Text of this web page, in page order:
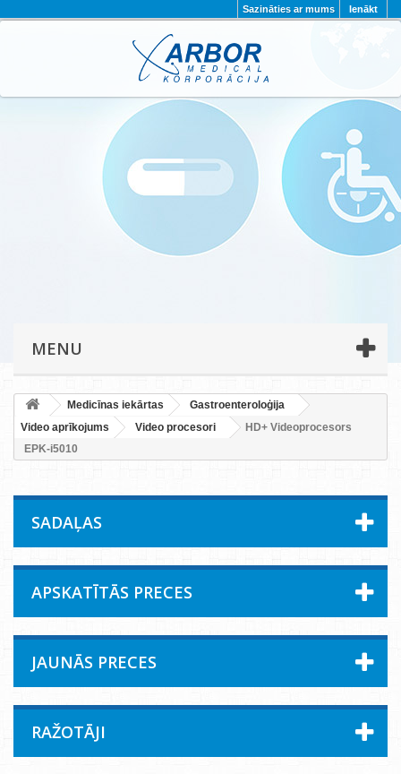
Ienākt
Sazināties ar mums
PAR MUMS PROJEKTI
KONTAKTI
PRIVĀTUMA POLITIKA
MENU
Medicīnas iekārtas
Gastroenteroloģija
Video aprīkojums
Video procesori
HD+ Videoprocesors
EPK-i5010
SADAĻAS
APSKATĪTĀS PRECES
JAUNĀS PRECES
RAŽOTĀJI